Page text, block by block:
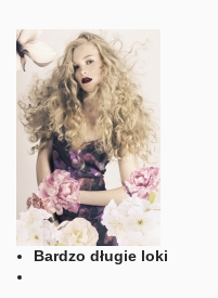
Bardzo długie loki